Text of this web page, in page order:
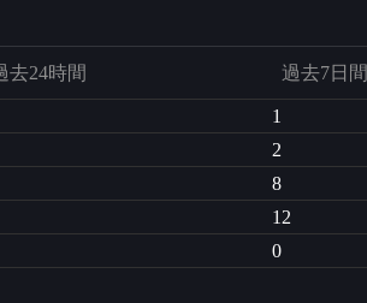
去24時間 過去7日間
1
2
8
12
0